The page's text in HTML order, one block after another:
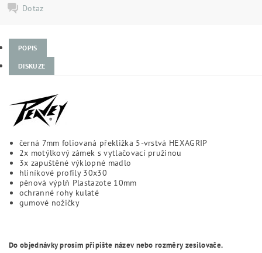
Dotaz
POPIS
DISKUZE
černá 7mm foliovaná překližka 5-vrstvá HEXAGRIP
2x motýlkový zámek s vytlačovací pružinou
3x zapuštěné výklopné madlo
hliníkové profily 30x30
pěnová výplň Plastazote 10mm
ochranné rohy kulaté
gumové nožičky
Do objednávky prosím připište název nebo rozměry zesilovače.